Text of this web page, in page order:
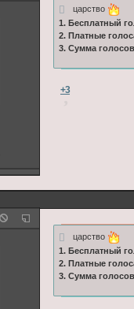
царство
1. Бесплатный
2. Платные
3. Сумма
+3
царство
1. Бесплатный
2. Платные
3. Сумма